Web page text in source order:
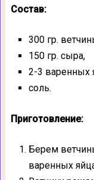
Состав:
300 гр.
150 гр. сыра,
2-3 варенных
соль.
Приготовление:
Берем
варенных